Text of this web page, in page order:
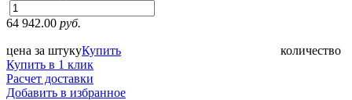
64 942.00 руб.
цена за штуку количество
Купить
Купить в 1 клик
Расчет доставки
Добавить в избранное